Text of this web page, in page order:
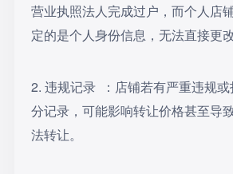
营业执照法人完成过户，而个人店
定的是个人身份信息，无法直接更改
2. 违规记录 ：店铺若有严重违规或
分记录，可能影响转让价格甚至导
法转让。